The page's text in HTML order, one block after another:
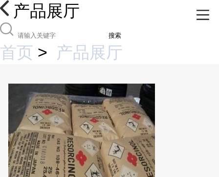
产品展厅
搜索
首页 > 产品展厅